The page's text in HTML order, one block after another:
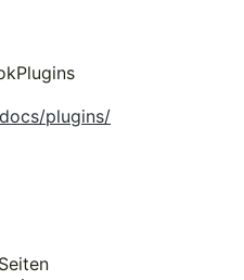
plugins/